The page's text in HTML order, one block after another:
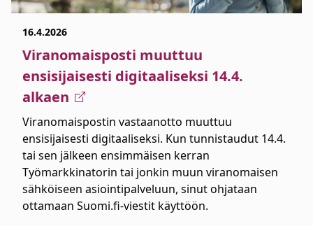
16.4.2026
Viranomaisposti muuttuu
ensisijaisesti digitaaliseksi 14.4.
alkaen
Viranomaispostin vastaanotto muuttuu
ensisijaisesti digitaaliseksi. Kun tunnistaudut 14.4.
tai sen jälkeen ensimmäisen kerran
Työmarkkinatorin tai jonkin muun viranomaisen
sähköiseen asiointipalveluun, sinut ohjataan
ottamaan Suomi.fi-viestit käyttöön.